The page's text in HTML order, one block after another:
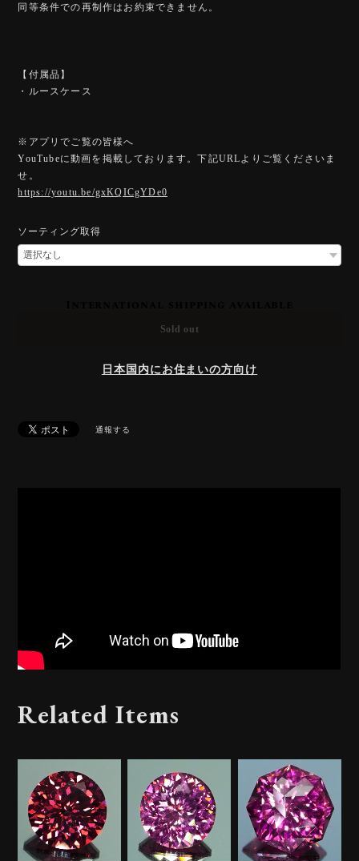
同等条件での再制作はお約束できません。
【付属品】
・ルースケース
※アプリでご覧の皆様へ
YouTubeに動画を掲載しております。下記URLよりご覧くださいま
せ。
https://youtu.be/gxKQICgYDe0
ソーティング取得
Sold out
日本国内にお住まいの方向け
通報する
Related Items